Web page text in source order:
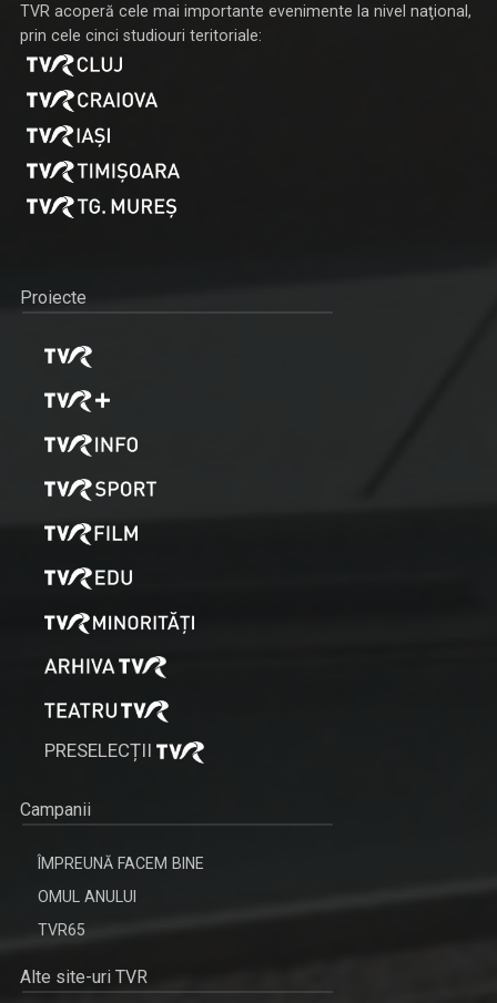
TVR acoperă cele mai importante evenimente la nivel naţional,
prin cele cinci studiouri teritoriale:
Proiecte
PRESELECȚII
Campanii
ÎMPREUNĂ FACEM BINE
OMUL ANULUI
TVR65
Alte site-uri TVR